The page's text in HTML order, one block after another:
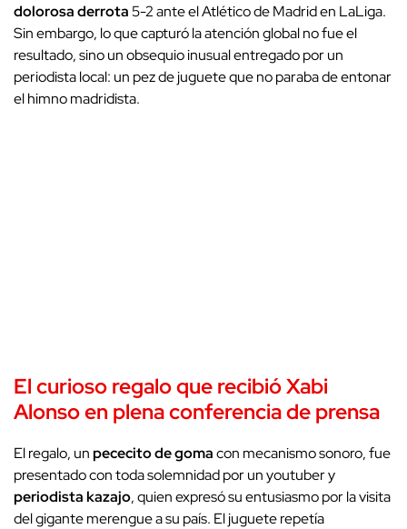
dolorosa derrota5-2 ante el Atlético de Madrid en LaLiga.
Sin embargo, lo que capturó la atención global no fue el
resultado, sino un obsequio inusual entregado por un
periodista local: un pez de juguete que no paraba de entonar
el himno madridista.
Elcurioso regaloque recibióXabi
Alonsoen plenaconferencia de prensa
El regalo, unpececito de gomacon mecanismo sonoro, fue
presentado con toda solemnidad por un youtuber y
periodista kazajo, quien expresó su entusiasmo por la visita
del gigante merengue a su país. El juguete repetía